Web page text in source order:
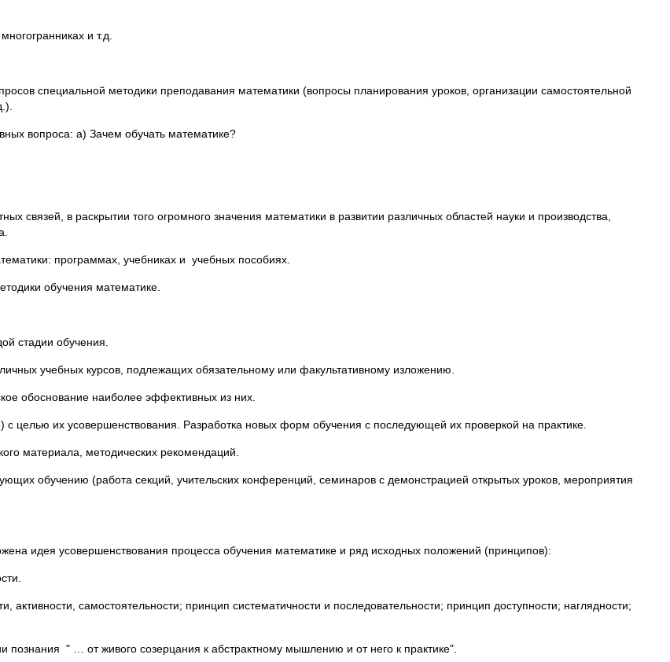
и т.д.
специальной методики преподавания математики (вопросы планирования уроков, организации самостоятельной
вопроса: а) Зачем обучать математике?
связей, в раскрытии того огромного значения математики в развитии различных областей науки и производства,
программах, учебниках и учебных пособиях.
обучения математике.
стадии обучения.
учебных курсов, подлежащих обязательному или факультативному изложению.
обоснование наиболее эффективных из них.
целью их усовершенствования. Разработка новых форм обучения с последующей их проверкой на практике.
материала, методических рекомендаций.
обучению (работа секций, учительских конференций, семинаров с демонстрацией открытых уроков, мероприятия
идея усовершенствования процесса обучения математике и ряд исходных положений (принципов):
активности, самостоятельности; принцип систематичности и последовательности; принцип доступности; наглядности;
" … от живого созерцания к абстрактному мышлению и от него к практике".